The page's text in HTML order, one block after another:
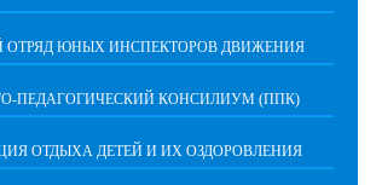
ЮНЫХ ИНСПЕКТОРОВ ДВИЖЕНИЯ
ПЕДАГОГИЧЕСКИЙ КОНСИЛИУМ (ППК)
ОТДЫХА ДЕТЕЙ И ИХ ОЗДОРОВЛЕНИЯ